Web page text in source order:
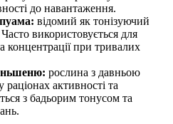
до навантаження.
відомий як тонізуючий
використовується для
концентрації при тривалих
рослина з давньою
раціонах активності та
з бадьорим тонусом та